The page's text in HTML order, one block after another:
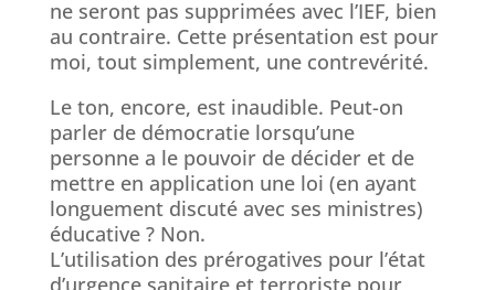
ne seront pas supprimées avec l’IEF, bien
au contraire. Cette présentation est pour
moi, tout simplement, une contrevérité.
Le ton, encore, est inaudible. Peut-on
parler de démocratie lorsqu’une
personne a le pouvoir de décider et de
mettre en application une loi (en ayant
longuement discuté avec ses ministres)
éducative ? Non.
L’utilisation des prérogatives pour l’état
d’urgence sanitaire et terroriste pour